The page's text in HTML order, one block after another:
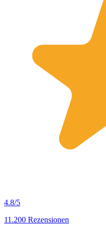
4.8/5
11.200 Rezensionen